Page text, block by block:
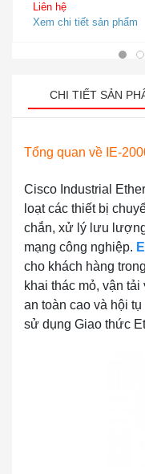
Liên hệ
Xem chi tiết sản phẩm
CHI TIẾT SẢN
Tổng quan về IE-
Cisco Industrial
loạt các thiết bị
chắn, xử lý lưu
mạng công nghiệp.
cho khách hàng
khai thác mỏ, vận
an toàn cao và hội
sử dụng Giao thức